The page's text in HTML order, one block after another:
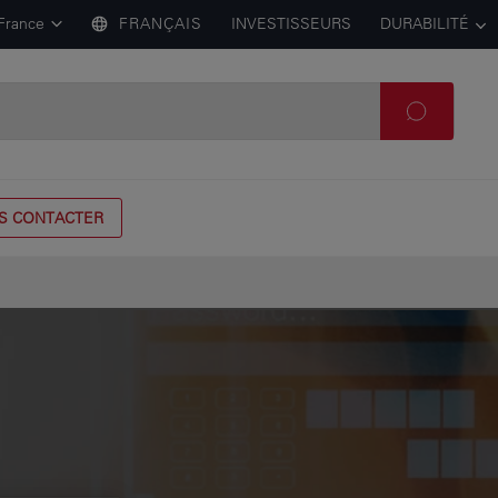
FRANÇAIS INVESTISSEURS DURABILITÉ
CONTACTER